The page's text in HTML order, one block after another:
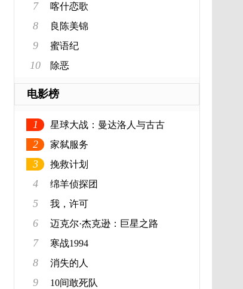
7 喀什恋歌
8 良陈美锦
9 蜜语纪
10 除恶
电影榜
1 星球大战：曼达洛人与古古
2 家弑服务
3 挽救计划
4 绵羊侦探团
5 我，许可
6 迈克尔·杰克逊：巨星之路
7 寒战1994
8 消失的人
9 10间敢死队